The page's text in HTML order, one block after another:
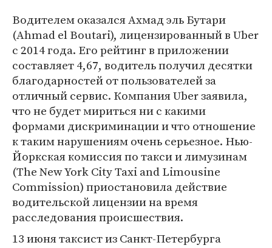
Водителем оказался Ахмад эль Бутари
(Ahmad el Boutari), лицензированный в Uber
c 2014 года. Его рейтинг в приложении
составляет 4,67, водитель получил десятки
благодарностей от пользователей за
отличный сервис. Компания Uber заявила,
что не будет мириться ни с какими
формами дискриминации и что отношение
к таким нарушениям очень серьезное. Нью-
Йоркская комиссия по такси и лимузинам
(The New York City Taxi and Limousine
Commission) приостановила действие
водительской лицензии на время
расследования происшествия.
13 июня таксист из Санкт-Петербурга